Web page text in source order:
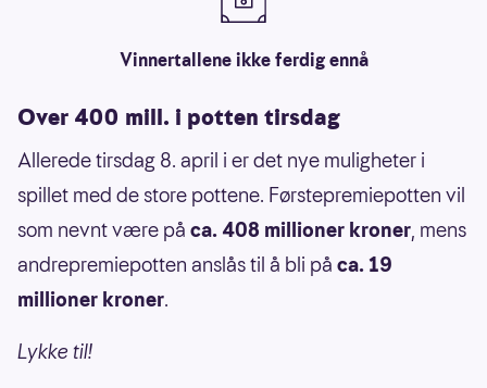
Vinnertallene ikke ferdig ennå
Over 400 mill. i potten tirsdag
Allerede tirsdag 8. april i er det nye muligheter i
spillet med de store pottene. Førstepremiepotten vil
som nevnt være på ca. 408 millioner kroner, mens
andrepremiepotten anslås til å bli på ca. 19
millioner kroner.
Lykke til!